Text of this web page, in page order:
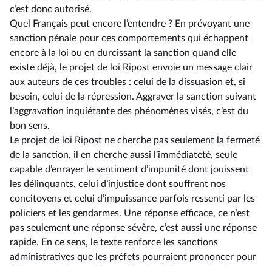
c’est donc autorisé.
Quel Français peut encore l’entendre ? En prévoyant une
sanction pénale pour ces comportements qui échappent
encore à la loi ou en durcissant la sanction quand elle
existe déjà, le projet de loi Ripost envoie un message clair
aux auteurs de ces troubles : celui de la dissuasion et, si
besoin, celui de la répression. Aggraver la sanction suivant
l’aggravation inquiétante des phénomènes visés, c’est du
bon sens.
Le projet de loi Ripost ne cherche pas seulement la fermeté
de la sanction, il en cherche aussi l’immédiateté, seule
capable d’enrayer le sentiment d’impunité dont jouissent
les délinquants, celui d’injustice dont souffrent nos
concitoyens et celui d’impuissance parfois ressenti par les
policiers et les gendarmes. Une réponse efficace, ce n’est
pas seulement une réponse sévère, c’est aussi une réponse
rapide. En ce sens, le texte renforce les sanctions
administratives que les préfets pourraient prononcer pour